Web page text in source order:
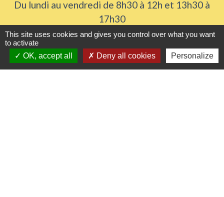
Du lundi au vendredi de 8h30 à 12h et 13h30 à
17h30
Samedi 8h30 à 12h
This site uses cookies and gives you control over what you want
to activate
OK, accept all
Deny all cookies Personalize